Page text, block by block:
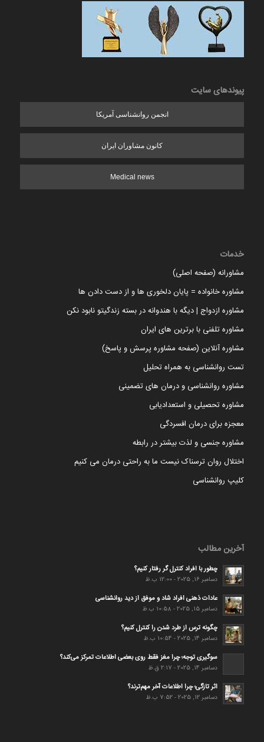
پیوندهای سایت
انجمن روانشناسی آمریکا
کانون مشاوران ایران
Medical news
خدمات
مشاورانه (صفحه اصلی)
مشاوره خانواده = پایان دلخوری ها و از دست دادن ها
مشاوره ازدواج | دیگه با هندوانه در بسته زندگیتو نابود نکن
مشاوره تلفنی با برترین های ایران
مشاوره آنلاین (صفحه مشاوره پرسش و پاسخ)
تست روانشناسی به همراه تحلیل
مشاوره روانشناسی و درمان های تضمینی
مشاوره تحصیلی و استعدادیابی
معجزه برای درمان افسردگی
مشاوره جنسی و لذت بیشتر در رابطه
اختلال روان ترسناک نیست ما به راحتی درمان می کنیم
کلیپ روانشناسی
آخرین مطالب
چطور با افراد کنترل گر رفتار کنیم؟
دسامبر 16, 2025 - 12:00 ب.ظ
عادات ذهنی افراد شاد و موفق از دید روانشناسی
دسامبر 15, 2025 - 10:58 ب.ظ
چگونه ترس از طرد شدن را کنترل کنیم؟
دسامبر 14, 2025 - 10:54 ب.ظ
سوگیری توجه؛ چرا مغز فقط روی بعضی اطلاعات تمرکز می‌کند؟
دسامبر 14, 2025 - 2:17 ق.ظ
اثر تازگی؛ چرا اطلاعات آخر مهم‌ترند؟
دسامبر 12, 2025 - 7:52 ب.ظ